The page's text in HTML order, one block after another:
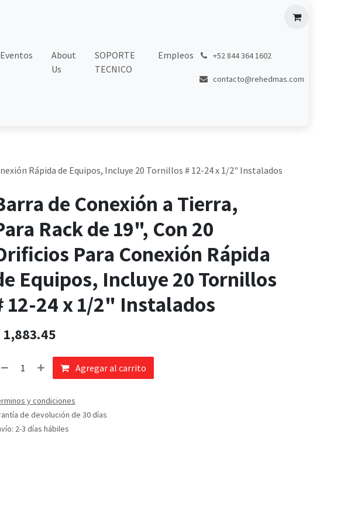
Eventos
About
Us
SOPORTE
TECNICO
Empleos +52 844 364 1602
contacto@rehedmas.com
Rápida de Equipos, Incluye 20 Tornillos # 12-24 x 1/2" Instalados
de Conexión a Tierra,
Rack de 19", Con 20
Para Conexión Rápida
Equipos, Incluye 20 Tornillos
12-24 x 1/2" Instalados
1,883.45
Agregar al carrito
y condiciones
de devolución de 30 días
2-3 días hábiles